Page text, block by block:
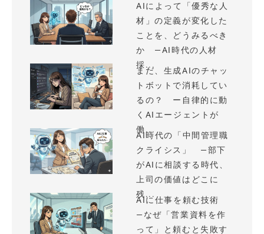
AIによって「優秀な人
材」の定義が変化した
ことを、どうみるべき
か —AI時代の人材
採...
まだ、生成AIのチャッ
トボットで消耗してい
るの？ ー自律的に動
くAIエージェントが
働...
AI時代の「中間管理職
クライシス」 —部下
がAIに相談する時代、
上司の価値はどこに
残...
AIに仕事を頼む技術
—なぜ「営業資料を作
って」と頼むと失敗す